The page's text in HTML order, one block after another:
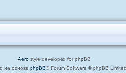
Aero style developed for phpBB
на основе phpBB® Forum Software © phpBB Limited